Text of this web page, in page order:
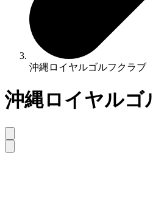
沖縄ロイヤルゴルフクラブ
沖縄ロイヤルゴ